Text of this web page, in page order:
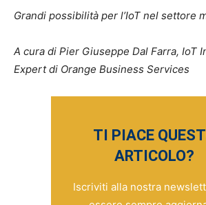
Grandi possibilità per l’IoT nel settore
A cura di Pier Giuseppe Dal Farra, IoT
Expert di Orange Business Services
TI PIACE
ARTICOLO?
Iscriviti alla nostra